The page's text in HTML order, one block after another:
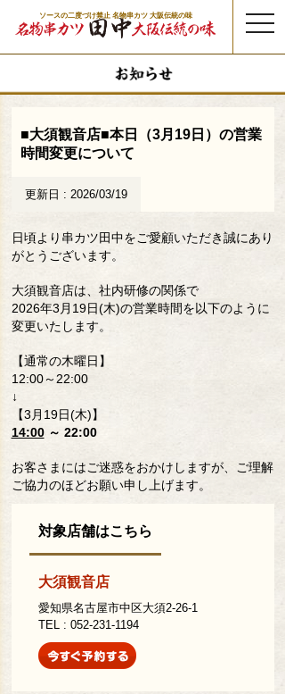
ソースの二度づけ禁止 名物串カツ 大阪伝統の味
t
o
g
l
i
i
o
■大須観音店■本日（3月19日）の営業
時間変更について
更新日 : 2026/03/19
日頃より串カツ田中をご愛顧いただき誠にあり
がとうございます。
大須観音店は、社内研修の関係で
2026年3月19日(木)の営業時間を以下のように
変更いたします。
【通常の木曜日】
12:00～22:00
↓
【3月19日(木)】
14:00～ 22:00
お客さまにはご迷惑をおかけしますが、ご理解
ご協力のほどお願い申し上げます。
対象店舗はこちら
大須観音店
愛知県名古屋市中区大須2-26-1
TEL : 052-231-1194